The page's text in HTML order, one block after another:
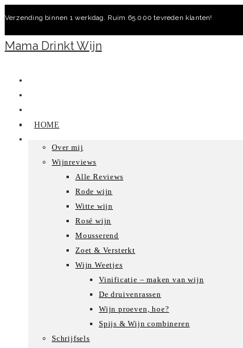
inhoud
Verzending binnen 1 werkdag. Ruim 65.000 tevreden klanten!
Mama Drinkt Wijn
HOME
Over mij
Wijnreviews
Alle Reviews
Rode wijn
Witte wijn
Rosé wijn
Mousserend
Zoet & Versterkt
Wijn Weetjes
Vinificatie – maken van wijn
De druivenrassen
Wijn proeven, hoe?
Spijs & Wijn combineren
Schrijfsels